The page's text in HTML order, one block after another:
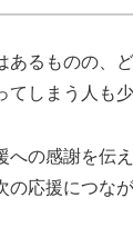
あるものの、
しまう人も
への感謝を伝
の応援につな